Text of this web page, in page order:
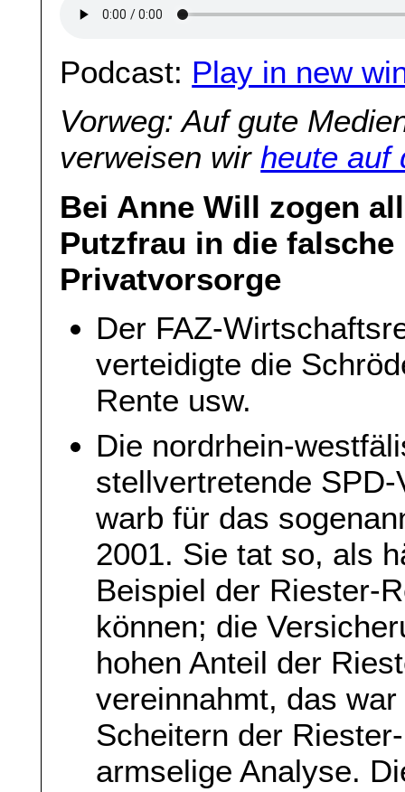
Podcast: Play in new
Vorweg: Auf gute
verweisen wirheute auf
Bei Anne Will zogen
Putzfrau in die
Privatvorsorge
Der FAZ-
verteidigte die
Rente usw.
Die nordrhein-
stellvertretende
warb für das
2001. Sie tat so, als
Beispiel der Riester-
können; die
hohen Anteil der
vereinnahmt, das
Scheitern der
armselige Analyse.